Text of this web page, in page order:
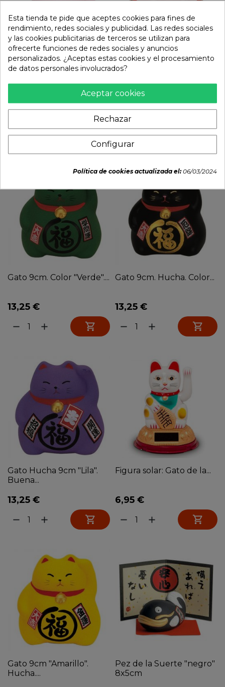
Gato Hucha 9cm "Rosa".
13,25 €
remove add 
Daruma. Medida: 9 cm
10,95 €
remove add 
Gato 9cm. Color "Verde"....
13,25 €
remove add 
Gato 9cm. Hucha. Color...
13,25 €
remove add 
Gato Hucha 9cm "Lila".
Buena...
13,25 €
remove add 
Figura solar: Gato de la...
6,95 €
remove add 
Gato 9cm "Amarillo".
Hucha....
Pez de la Suerte "negro"
8x5cm
Esta tienda te pide que aceptes cookies para fines de
rendimiento, redes sociales y publicidad. Las redes sociales
y las cookies publicitarias de terceros se utilizan para
ofrecerte funciones de redes sociales y anuncios
personalizados. ¿Aceptas estas cookies y el procesamiento
de datos personales involucrados?
Aceptar cookies
Rechazar
Configurar
Política de cookies actualizada el:06/03/2024